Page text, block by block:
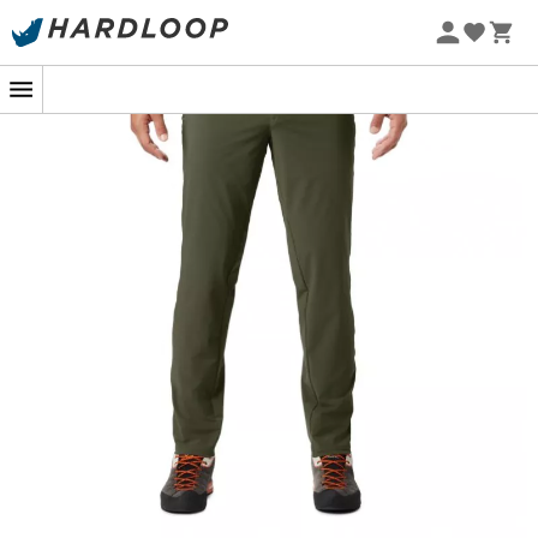
-5% Extra - Kode Summer5